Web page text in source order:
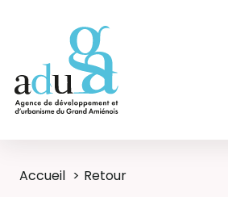
Accueil Retour